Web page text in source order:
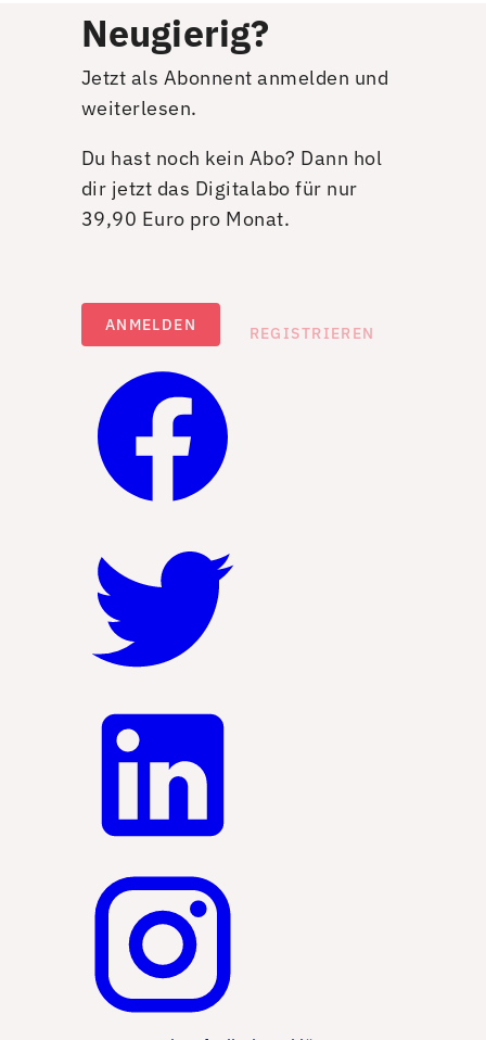
Neugierig?
Jetzt als Abonnent anmelden und
weiterlesen.
Du hast noch kein Abo? Dann hol
dir jetzt das Digitalabo für nur
39,90 Euro pro Monat.
ANMELDEN REGISTRIEREN